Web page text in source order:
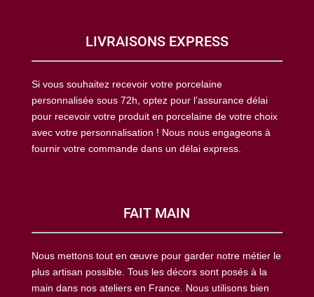
LIVRAISONS EXPRESS
Si vous souhaitez recevoir votre porcelaine
personnalisée sous 72h, optez pour l’assurance délai
pour recevoir votre produit en porcelaine de votre choix
avec votre personnalisation ! Nous nous engageons à
fournir votre commande dans un délai express.
FAIT MAIN
Nous mettons tout en œuvre pour garder notre métier le
plus artisan possible. Tous les décors sont posés à la
main dans nos ateliers en France. Nous utilisons bien